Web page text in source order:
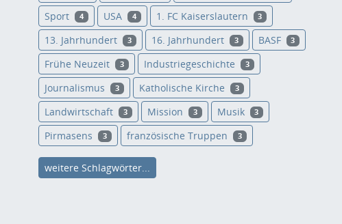
Sport 4 USA 4 1. FC Kaiserslautern 3
13. Jahrhundert 3 16. Jahrhundert 3 BASF 3
Frühe Neuzeit 3 Industriegeschichte 3
Journalismus 3 Katholische Kirche 3
Landwirtschaft 3 Mission 3 Musik 3
Pirmasens 3 französische Truppen 3
weitere Schlagwörter...